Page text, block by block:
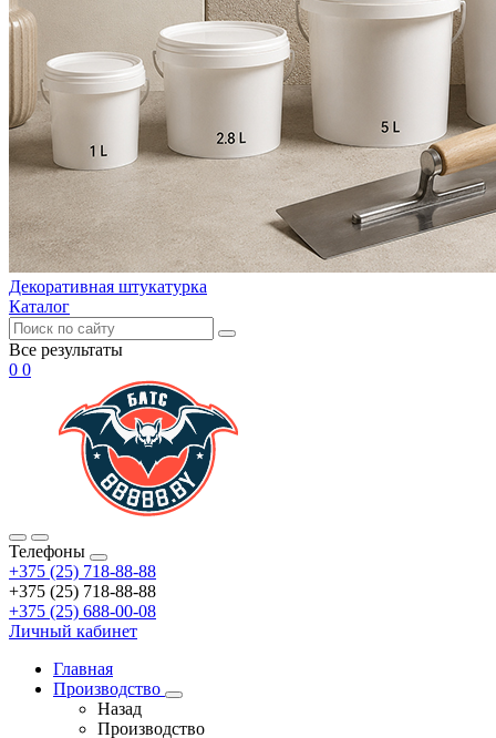
Декоративная штукатурка
Каталог
Все результаты
0 0
Телефоны
+375 (25) 718-88-88
+375 (25) 718-88-88
+375 (25) 688-00-08
Личный кабинет
Главная
Производство
Назад
Производство